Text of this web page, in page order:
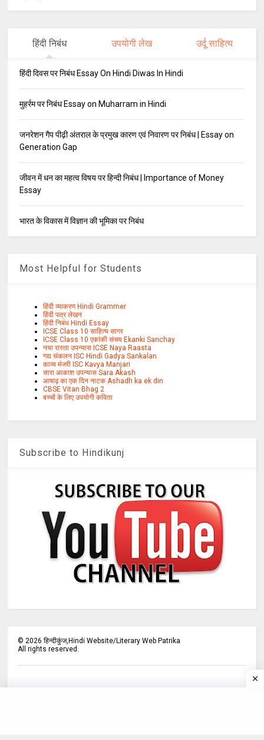
हिंदी निबंध उपयोगी लेख उर्दू साहित्य
हिंदी दिवस पर निबंध Essay On Hindi Diwas In Hindi
मुहर्रम पर निबंध Essay on Muharram in Hindi
जनरेशन गैप पीढ़ी अंतराल के प्रमुख कारण एवं निवारण पर निबंध | Essay on
Generation Gap
जीवन में धन का महत्व विषय पर हिन्दी निबंध | Importance of Money
Essay
भारत के विकास में विज्ञान की भूमिका पर निबंध
Most Helpful for Students
हिंदी व्याकरण Hindi Grammer
हिंदी पत्र लेखन
हिंदी निबंध Hindi Essay
ICSE Class 10 साहित्य सागर
ICSE Class 10 एकांकी संचय Ekanki Sanchay
नया रास्ता उपन्यास ICSE Naya Raasta
गद्य संकलन ISC Hindi Gadya Sankalan
काव्य मंजरी ISC Kavya Manjari
सारा आकाश उपन्यास Sara Akash
आषाढ़ का एक दिन नाटक Ashadh ka ek din
CBSE Vitan Bhag 2
बच्चों के लिए उपयोगी कविता
Subscribe to Hindikunj
©2026 हिन्दीकुंज,Hindi Website/Literary Web Patrika
All rights reserved.